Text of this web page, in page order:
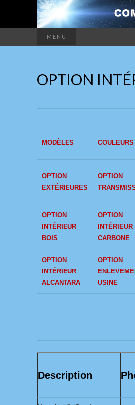
MENU
OPTION
MODÈLES COULEURS
OPTION
EXTÉRIEURES
OPTION
OPTION
INTÉRIEUR
BOIS
OPTION
INTÉRIEUR
CARBONE
OPTION
INTÉRIEUR
ALCANTARA
OPTION
USINE
Description